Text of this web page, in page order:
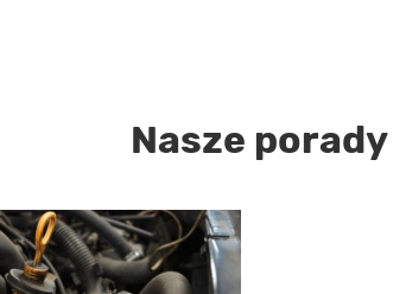
Nasze porady